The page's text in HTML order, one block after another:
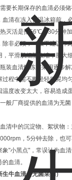
需要长期保存的血清必
血清在冻入低温冰箱前，
热灭活是指56℃，30分钟
除非必须，一般不建议作
，平滑肌细胞收缩，肥大
瓶装血清解冻需采用逐
过程中需不断轻轻摇晃均
温度改变太大，容易造成
一般厂商提供的血清为无
血清中的沉淀物、絮状物
，5分钟去除，也
象"小黑点"，常误认为血
血清。
生牛血清（无菌采制）